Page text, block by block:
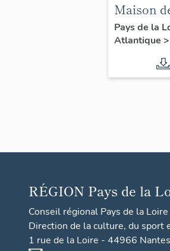
Maison
balnéaire
Musses,
de la
Pays de la
Atlantique >
RÉGION Pays de la
Conseil régional Pays de la Loire
Direction de la culture, du sport
1 rue de la Loire - 44966